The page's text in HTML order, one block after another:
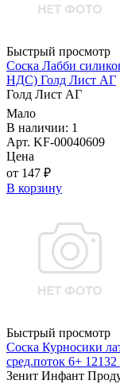
Быстрый просмотр
Соска Лабби
НДС) Голд Лист АГ
Голд Лист АГ
Мало
В наличии: 1
Арт. KF-00040609
Цена
от 147 ₽
В корзину
Быстрый просмотр
Соска Курносики
сред.поток 6+
Зенит Инфант